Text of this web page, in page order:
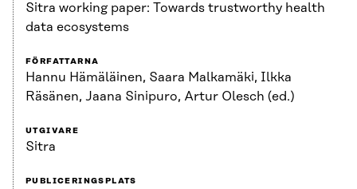
Sitra working paper: Towards trustworthy health
data ecosystems
FÖRFATTARNA
Hannu Hämäläinen, Saara Malkamäki, Ilkka
Räsänen, Jaana Sinipuro, Artur Olesch (ed.)
UTGIVARE
Sitra
PUBLICERINGSPLATS